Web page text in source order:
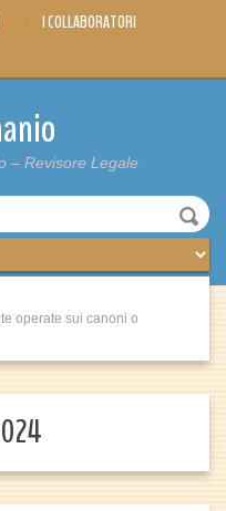
I COLLABORATORI
– Revisore Legale
operate sui canoni o